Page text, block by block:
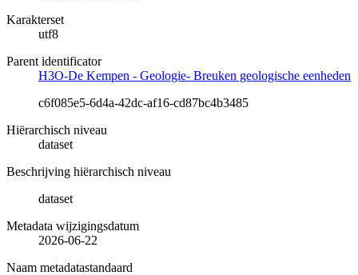
Karakterset
utf8
Parent identificator
H3O-De Kempen - Geologie- Breuken geologische eenheden
c6f085e5-6d4a-42dc-af16-cd87bc4b3485
Hiërarchisch niveau
dataset
Beschrijving hiërarchisch niveau
dataset
Metadata wijzigingsdatum
2026-06-22
Naam metadatastandaard